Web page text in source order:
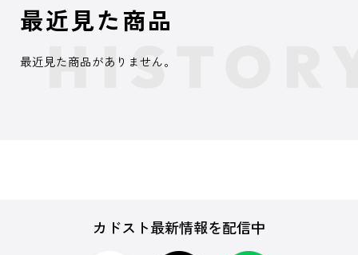
最近見た商品
最近見た商品がありません。
カドスト最新情報を配信中